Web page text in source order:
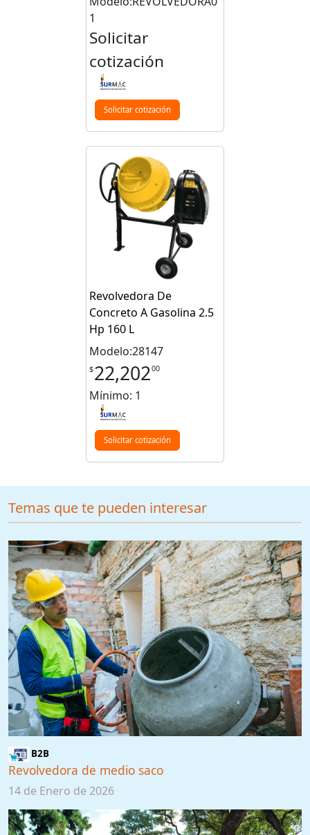
1
Solicitar
cotización
Solicitar cotización
Revolvedora De
Concreto A Gasolina 2.5
Hp 160 L
Modelo:28147
$22,20200
Mínimo: 1
Solicitar cotización
Temas que te pueden interesar
B2B
Revolvedora de medio saco
14 de Enero de 2026